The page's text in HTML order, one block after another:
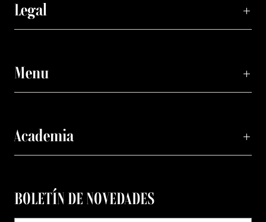
Legal
Menu
Academia
BOLETÍN DE NOVEDADES